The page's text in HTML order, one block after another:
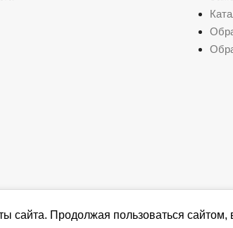
сайта. Продолжая пользоваться